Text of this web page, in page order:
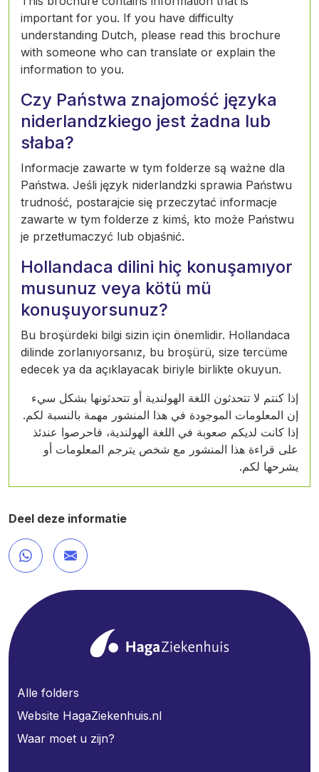
important for you. If you have difficulty
understanding Dutch, please read this brochure
with someone who can translate or explain the
information to you.
Czy Państwa znajomość języka
niderlandzkiego jest żadna lub
słaba?
Informacje zawarte w tym folderze są ważne dla
Państwa. Jeśli język niderlandzki sprawia Państwu
trudność, postarajcie się przeczytać informacje
zawarte w tym folderze z kimś, kto może Państwu
je przetłumaczyć lub objaśnić.
Hollandaca dilini hiç konuşamıyor
musunuz veya kötü mü
konuşuyorsunuz?
Bu broşürdeki bilgi sizin için önemlidir. Hollandaca
dilinde zorlanıyorsanız, bu broşürü, size tercüme
edecek ya da açıklayacak biriyle birlikte okuyun.
إذا كنتم لا تتحدثون اللغة الهولندية أو تتحدثونها بشكل سيء
إن المعلومات الموجودة في هذا المنشور مهمة بالنسبة لكم.
إذا كانت لديكم صعوبة في اللغة الهولندية، فاحرصوا عندئذ
على قراءة هذا المنشور مع شخص يترجم المعلومات أو
يشرحها لكم.
Deel deze informatie
Alle folders
Website HagaZiekenhuis.nl
Waar moet u zijn?